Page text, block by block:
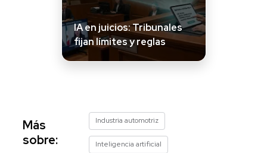
IA en juicios: Tribunales
fijan límites y reglas
Más
sobre:
Industria automotriz
Inteligencia artificial